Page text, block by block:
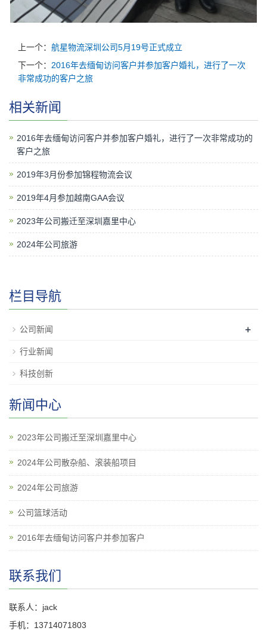
上一个： 航星物流深圳公司5月19号正式成立
下一个： 2016年去缅甸访问客户并参加客户婚礼，进行了一次
非常成功的客户之旅
相关新闻
2016年去缅甸访问客户并参加客户婚礼，进行了一次非常成功的
客户之旅
2019年3月份参加锦程物流会议
2019年4月参加越南GAA会议
2023年公司搬迁至深圳嘉里中心
2024年公司旅游
栏目导航
公司新闻 +
行业新闻
科技创新
新闻中心
2023年公司搬迁至深圳嘉里中心
2024年公司散杂船、滚装船项目
2024年公司旅游
公司篮球活动
2016年去缅甸访问客户并参加客户
联系我们
联系人：jack
手机：13714071803